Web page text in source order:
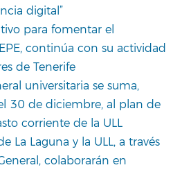
digital”
para fomentar el
continúa con su actividad
de Tenerife
universitaria se suma,
30 de diciembre, al plan de
corriente de la ULL
La Laguna y la ULL, a través
colaborarán en